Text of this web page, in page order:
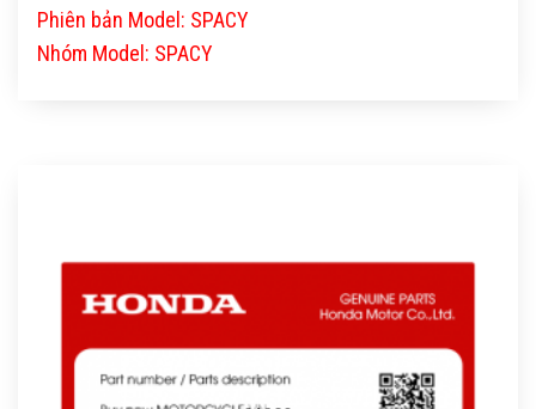
Phiên bản Model: SPACY
Nhóm Model: SPACY